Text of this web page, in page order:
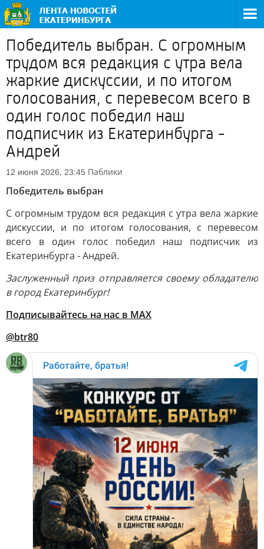
Победитель выбран. С огромным
трудом вся редакция с утра вела
жаркие дискуссии, и по итогом
голосования, с перевесом всего в
один голос победил наш
подписчик из Екатеринбурга -
Андрей
12 июня 2026, 23:45 Паблики
Победитель выбран
С огромным трудом вся редакция с утра вела жаркие
дискуссии, и по итогом голосования, с перевесом
всего в один голос победил наш подписчик из
Екатеринбурга - Андрей.
Заслуженный приз отправляется своему обладателю
в город Екатеринбург!
Подписывайтесь на нас в MAX
@btr80